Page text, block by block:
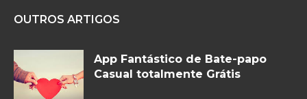
OUTROS ARTIGOS
App Fantástico de Bate-papo
Casual totalmente Grátis